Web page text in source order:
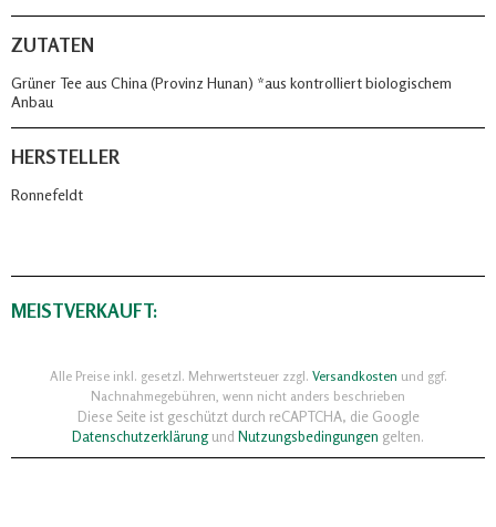
ZUTATEN
Grüner Tee aus China (Provinz Hunan) *aus kontrolliert biologischem
Anbau
HERSTELLER
Ronnefeldt
MEISTVERKAUFT:
Alle Preise inkl. gesetzl. Mehrwertsteuer zzgl. Versandkosten und ggf.
Nachnahmegebühren, wenn nicht anders beschrieben
Diese Seite ist geschützt durch reCAPTCHA, die Google
Datenschutzerklärungund Nutzungsbedingungen gelten.